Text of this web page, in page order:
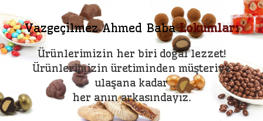
VazgeçilmezAhmed Baba
Dökme Çikolatalar
Ürünlerimizin her biri doğal lezzet!
Ürünlerimizin üretiminden müşteriye
ulaşana kadar
her anın arkasındayız.